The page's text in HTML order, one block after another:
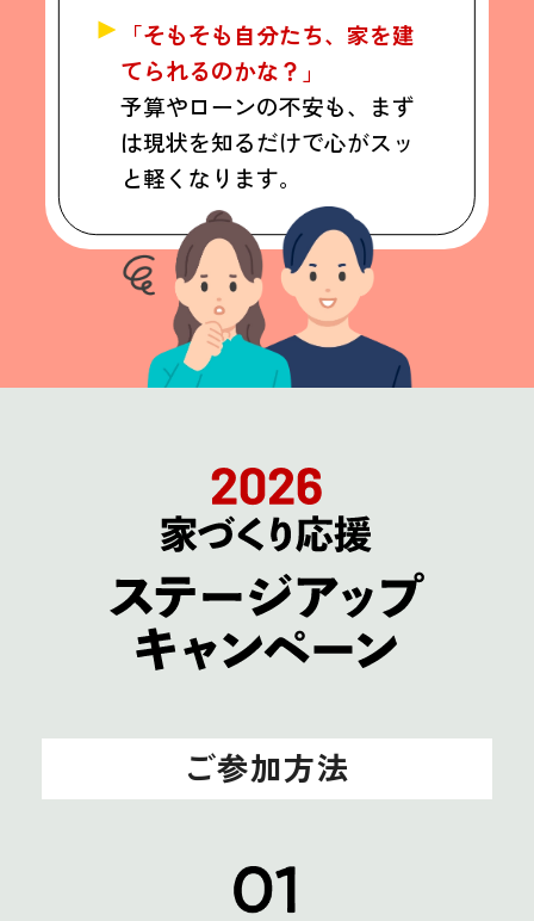
「そもそも自分たち、家を建
てられるのかな？」
予算やローンの不安も、まず
は現状を知るだけで心がスッ
と軽くなります。
ご参加方法